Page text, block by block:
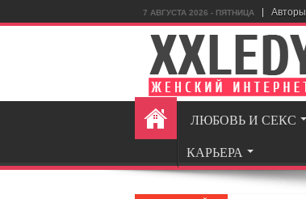
7 АВГУСТА 2026 - ПЯТНИЦА Авторы
ЛЮБОВЬ И СЕКС
КАРЬЕРА